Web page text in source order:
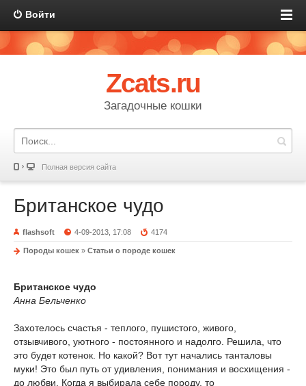
Войти
Zcats.ru
Загадочные кошки
Полная версия сайта
Британское чудо
flashsoft 4-09-2013, 17:08 4174
Породы кошек » Статьи о породе кошек
Британское чудо
Анна Бельченко
Захотелось счастья - теплого, пушистого, живого,
отзывчивого, уютного - постоянного и надолго. Решила, что
это будет котенок. Но какой? Вот тут начались танталовы
муки! Это был путь от удивления, понимания и восхищения -
до любви. Когда я выбирала себе породу, то